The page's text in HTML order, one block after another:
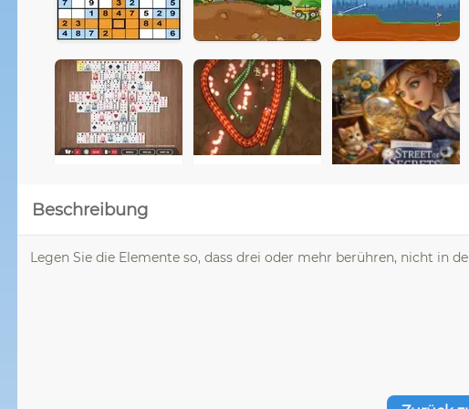
Beschreibung
Legen Sie die Elemente so, dass drei oder mehr berühren, nicht in